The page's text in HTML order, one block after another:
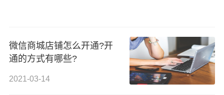
微信商城店铺怎么开通?开
通的方式有哪些?
2021-03-14